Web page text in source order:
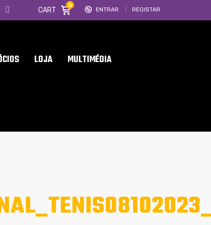
ENTRAR REGISTAR
CART
0
LOJA MULTIMÉDIA